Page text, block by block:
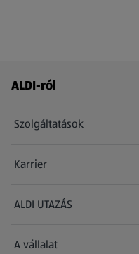
Láblécmenü - további linkek
ALDI-ról
Szolgáltatások
Karrier
(új oldalon nyílik meg)
ALDI UTAZÁS
(új oldalon nyílik meg)
A vállalat